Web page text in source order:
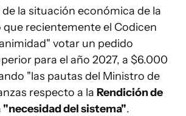
la situación económica de la
que recientemente el Codicen
votar un pedido
para el año 2027, a $6.000
"las pautas del Ministro de
respecto a la Rendición de
"necesidad del sistema".